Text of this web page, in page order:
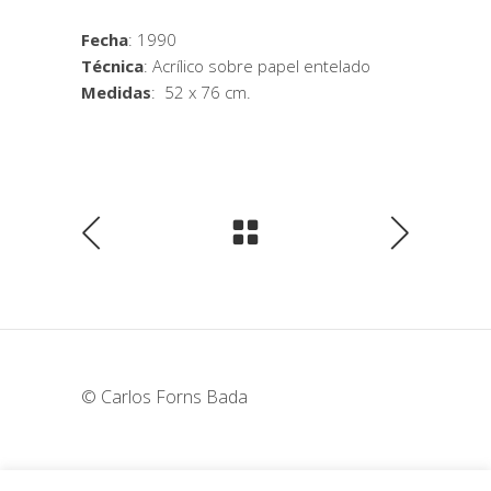
Fecha: 1990
Técnica: Acrílico sobre papel entelado
Medidas: 52 x 76 cm.
© Carlos Forns Bada